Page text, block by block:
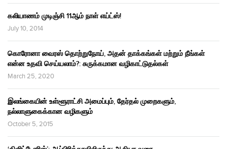
கலியாணம் முடிஞ்சி 11ஆம் நாள் எய்ட்ஸ்!
July 10, 2014
கொரோனா வைரஸ் தொற்றுநோய், அதன் தாக்கங்கள் மற்றும் நீங்கள்
என்ன உதவி செய்யலாம்?: சுருக்கமான வழிகாட்டுதல்கள்
March 25, 2020
இலங்கையின் உள்ளூராட்சி அமைப்பும், தேர்தல் முறைகளும்,
நல்லாளுகைக்கான வழிகளும்
October 5, 2015